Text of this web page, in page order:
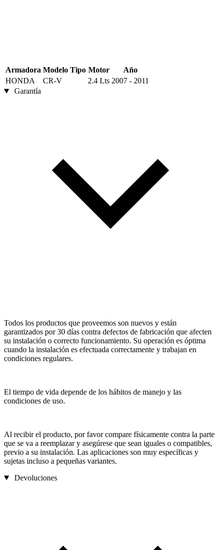
Armadora Modelo Tipo Motor
Año
HONDA
CR-V 2.4 Lts 2007 - 2011
Garantía
Todos los productos que proveemos son nuevos y están
garantizados por 30 días contra defectos de fabricación que afecten
su instalación o correcto funcionamiento. Su operación es óptima
cuando la instalación es efectuada correctamente y trabajan en
condiciones regulares.
El tiempo de vida depende de los hábitos de manejo y las
condiciones de uso.
Al recibir el producto, por favor compare físicamente contra la parte
que se va a reemplazar y asegúrese que sean iguales o compatibles,
previo a su instalación. Las aplicaciones son muy específicas y
sujetas incluso a pequeñas variantes.
Devoluciones